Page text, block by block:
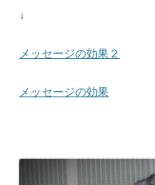
↓
メッセージの効果２
メッセージの効果